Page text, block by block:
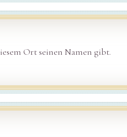
Ort seinen Namen gibt.